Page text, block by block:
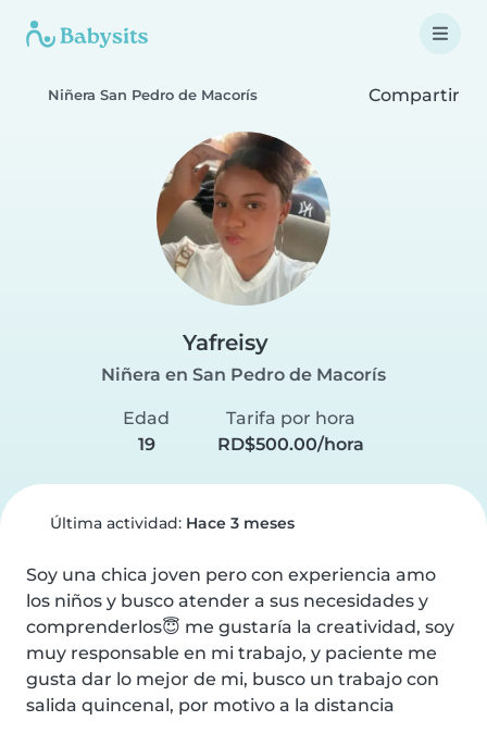
Niñera San Pedro de Macorís Compartir
Yafreisy
Niñera en San Pedro de Macorís
Edad
19
Tarifa por hora
RD$500.00/hora
Última actividad: Hace 3 meses
Soy una chica joven pero con experiencia amo
los niños y busco atender a sus necesidades y
comprenderlos😇 me gustaría la creatividad, soy
muy responsable en mi trabajo, y paciente me
gusta dar lo mejor de mi, busco un trabajo con
salida quincenal, por motivo a la distancia